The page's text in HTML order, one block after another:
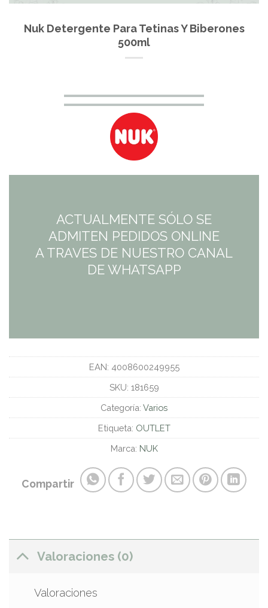
Nuk Detergente Para Tetinas Y Biberones
500ml
El
precio
original
6,50€.
El
precio
actual
4,23€.
ACTUALMENTE SÓLO SE
ADMITEN PEDIDOS ONLINE
A TRAVES DE NUESTRO CANAL
DE WHATSAPP
EAN: 4008600249955
SKU: 181659
Categoría: Varios
Etiqueta: OUTLET
Marca: NUK
Compartir
Valoraciones (0)
Valoraciones